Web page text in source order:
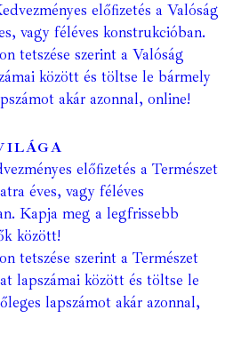
előfizetés a Valóság
vagy féléves konstrukcióban.
tetszése szerint a Valóság
között és töltse le bármely
akár azonnal, online!
előfizetés a Természet
éves, vagy féléves
Kapja meg a legfrissebb
között!
tetszése szerint a Természet
lapszámai között és töltse le
lapszámot akár azonnal,